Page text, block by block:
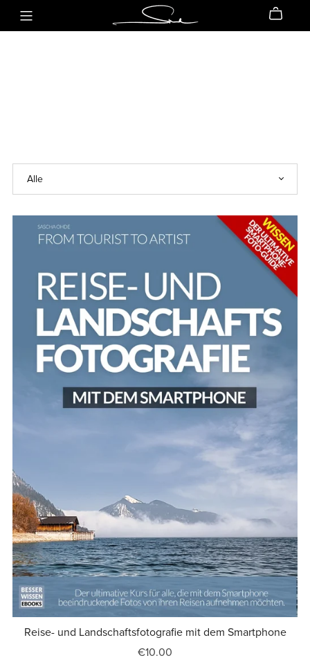
Reise- und Landschaftsfotografie mit dem Smartphone
€10.00